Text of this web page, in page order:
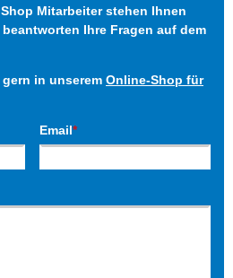
Mitarbeiter stehen Ihnen
Ihre Fragen auf dem
in unserem Online-Shop für
Email*